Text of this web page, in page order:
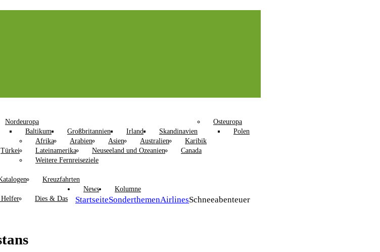
Nordeuropa
Baltikum
Großbritannien Irland Skandinavien
Osteuropa
Polen
Türkei
Afrika Arabien Asien Australien
Karibik
Lateinamerika
Neuseeland und Ozeanien
Canada
Weitere Fernreiseziele
Kreuzfahrten
Helfer Dies & Das
News Kolumne
StartseiteSonderthemenAirlinesSchneeabenteuer